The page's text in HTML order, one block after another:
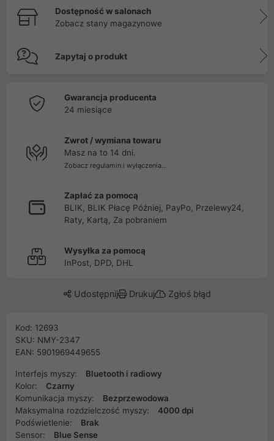
Dostępność w salonach
Zobacz stany magazynowe
Zapytaj o produkt
Gwarancja producenta
24 miesiące
Zwrot / wymiana towaru
Masz na to 14 dni.
Zobacz regulamin i wyłączenia...
Zapłać za pomocą
BLIK, BLIK Płacę Później, PayPo, Przelewy24,
Raty, Kartą, Za pobraniem
Wysyłka za pomocą
InPost, DPD, DHL
Udostępnij Drukuj Zgłoś błąd
Kod: 12693
SKU: NMY-2347
EAN: 5901969449655
Interfejs myszy:
Bluetooth i radiowy
Kolor:
Czarny
Komunikacja myszy:
Bezprzewodowa
Maksymalna rozdzielczość myszy:
4000 dpi
Podświetlenie:
Brak
Sensor:
Blue Sense